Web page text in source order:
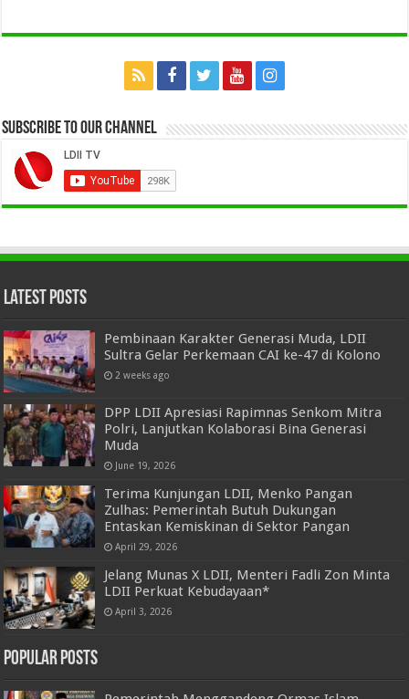
Subscribe to our Channel
Latest Posts
Pembinaan Karakter Generasi Muda, LDII
Sultra Gelar Perkemaan CAI ke-47 di Kolono
2 weeks ago
DPP LDII Apresiasi Rapimnas Senkom Mitra
Polri, Lanjutkan Kolaborasi Bina Generasi
Muda
June 19, 2026
Terima Kunjungan LDII, Menko Pangan
Zulhas: Pemerintah Butuh Dukungan
Entaskan Kemiskinan di Sektor Pangan
April 29, 2026
Jelang Munas X LDII, Menteri Fadli Zon Minta
LDII Perkuat Kebudayaan*
April 3, 2026
Popular Posts